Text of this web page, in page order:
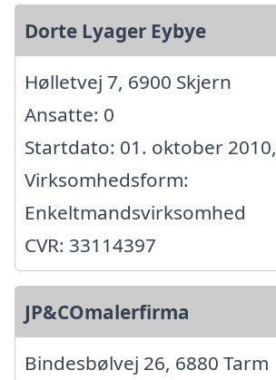
Dorte Lyager Eybye
Hølletvej 7, 6900 Skjern
Ansatte: 0
Startdato: 01. oktober 2010,
Virksomhedsform:
Enkeltmandsvirksomhed
CVR: 33114397
JP&COmalerfirma
Bindesbølvej 26, 6880 Tarm